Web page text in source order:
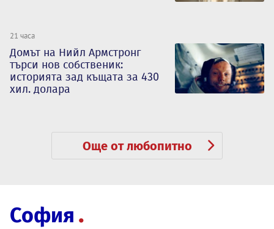
21 часа
Домът на Нийл Армстронг
търси нов собственик:
историята зад къщата за 430
хил. долара
Още от любопитно
София